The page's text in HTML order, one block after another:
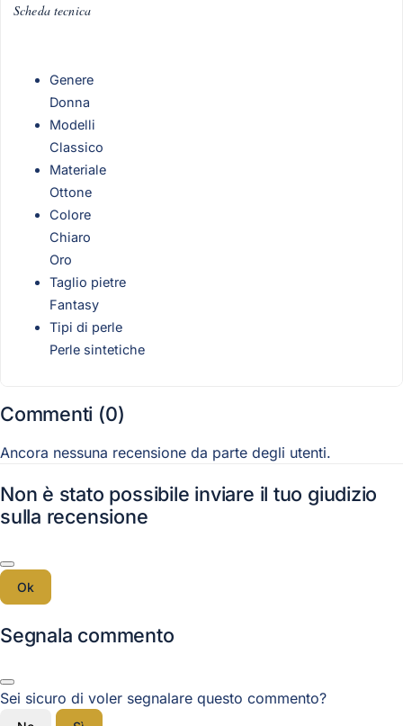
Scheda tecnica
Genere
Donna
Modelli
Classico
Materiale
Ottone
Colore
Chiaro
Oro
Taglio pietre
Fantasy
Tipi di perle
Perle sintetiche
Commenti (0)
Ancora nessuna recensione da parte degli utenti.
Non è stato possibile inviare il tuo giudizio
sulla recensione
Ok
Segnala commento
Sei sicuro di voler segnalare questo commento?